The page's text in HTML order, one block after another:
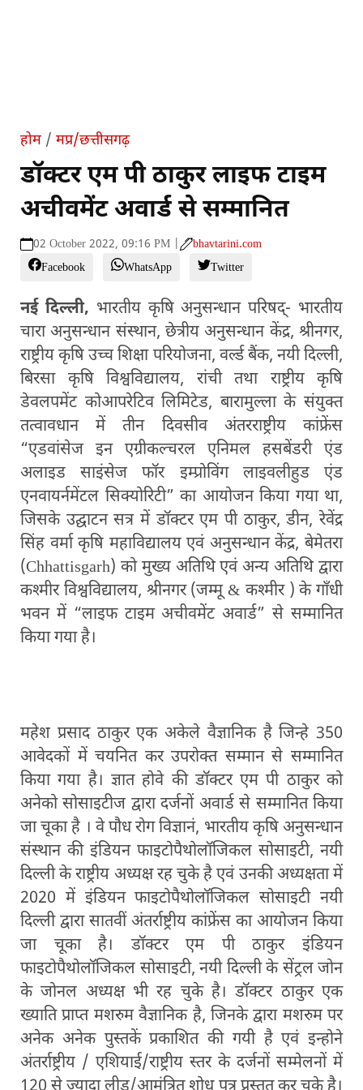
होम / मप्र/छत्तीसगढ़
डॉक्टर एम पी ठाकुर लाइफ टाइम
अचीवमेंट अवार्ड से सम्मानित
02 October 2022, 09:16 PM |
bhavtarini.com
Facebook
WhatsApp Twitter
नई दिल्ली, भारतीय कृषि अनुसन्धान परिषद्- भारतीय
चारा अनुसन्धान संस्थान, छेत्रीय अनुसन्धान केंद्र, श्रीनगर,
राष्ट्रीय कृषि उच्च शिक्षा परियोजना, वर्ल्ड बैंक, नयी दिल्ली,
बिरसा कृषि विश्वविद्यालय, रांची तथा राष्ट्रीय कृषि
डेवलपमेंट कोआपरेटिव लिमिटेड, बारामुल्ला के संयुक्त
तत्वावधान में तीन दिवसीव अंतरराष्ट्रीय कांफ्रेंस
“एडवांसेज इन एग्रीकल्चरल एनिमल हसबेंडरी एंड
अलाइड साइंसेज फॉर इम्प्रोविंग लाइवलीहुड एंड
एनवायर्नमेंटल सिक्योरिटी” का आयोजन किया गया था,
जिसके उद्घाटन सत्र में डॉक्टर एम पी ठाकुर, डीन, रेवेंद्र
सिंह वर्मा कृषि महाविद्यालय एवं अनुसन्धान केंद्र, बेमेतरा
(Chhattisgarh) को मुख्य अतिथि एवं अन्य अतिथि द्वारा
कश्मीर विश्वविद्यालय, श्रीनगर (जम्मू & कश्मीर ) के गाँधी
भवन में “लाइफ टाइम अचीवमेंट अवार्ड” से सम्मानित
किया गया है।
महेश प्रसाद ठाकुर एक अकेले वैज्ञानिक है जिन्हे 350
आवेदकों में चयनित कर उपरोक्त सम्मान से सम्मानित
किया गया है। ज्ञात होवे की डॉक्टर एम पी ठाकुर को
अनेको सोसाइटीज द्वारा दर्जनों अवार्ड से सम्मानित किया
जा चूका है । वे पौध रोग विज्ञानं, भारतीय कृषि अनुसन्धान
संस्थान की इंडियन फाइटोपैथोलॉजिकल सोसाइटी, नयी
दिल्ली के राष्ट्रीय अध्यक्ष रह चुके है एवं उनकी अध्यक्षता में
2020 में इंडियन फाइटोपैथोलॉजिकल सोसाइटी नयी
दिल्ली द्वारा सातवीं अंतर्राष्ट्रीय कांफ्रेंस का आयोजन किया
जा चूका है। डॉक्टर एम पी ठाकुर इंडियन
फाइटोपैथोलॉजिकल सोसाइटी, नयी दिल्ली के सेंट्रल जोन
के जोनल अध्यक्ष भी रह चुके है। डॉक्टर ठाकुर एक
ख्याति प्राप्त मशरुम वैज्ञानिक है, जिनके द्वारा मशरुम पर
अनेक अनेक पुस्तकें प्रकाशित की गयी है एवं इन्होने
अंतर्राष्ट्रीय / एशियाई/राष्ट्रीय स्तर के दर्जनों सम्मेलनों में